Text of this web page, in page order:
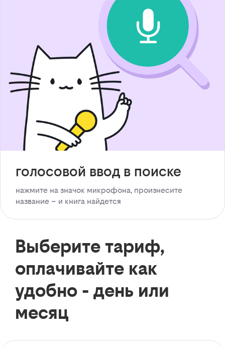
голосовой ввод в поиске
нажмите на значок микрофона, произнесите
название – и книга найдется
Выберите тариф,
оплачивайте как
удобно - день или
месяц